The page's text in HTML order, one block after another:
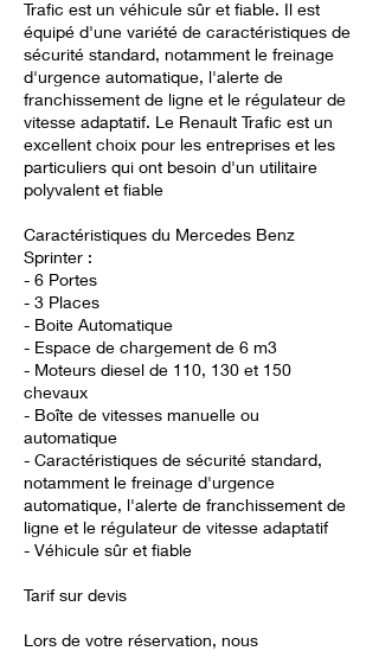
Trafic est un véhicule sûr et fiable. Il est
équipé d'une variété de caractéristiques de
sécurité standard, notamment le freinage
d'urgence automatique, l'alerte de
franchissement de ligne et le régulateur de
vitesse adaptatif. Le Renault Trafic est un
excellent choix pour les entreprises et les
particuliers qui ont besoin d'un utilitaire
polyvalent et fiable
Caractéristiques du Mercedes Benz
Sprinter :
- 6 Portes
- 3 Places
- Boite Automatique
- Espace de chargement de 6 m3
- Moteurs diesel de 110, 130 et 150
chevaux
- Boîte de vitesses manuelle ou
automatique
- Caractéristiques de sécurité standard,
notamment le freinage d'urgence
automatique, l'alerte de franchissement de
ligne et le régulateur de vitesse adaptatif
- Véhicule sûr et fiable
Tarif sur devis
Lors de votre réservation, nous